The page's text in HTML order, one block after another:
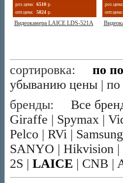
роз.цена: 6510 р.
опт.цена:
5824 р.
Видеокамера LAICE LDS-521A
роз.цена:
опт.цена:
сортировка: по
убыванию цены |
бренды: Все
Giraffe | Spymax |
Pelco | RVi |
SANYO | Hikvision |
2S | LAICE | CNB |